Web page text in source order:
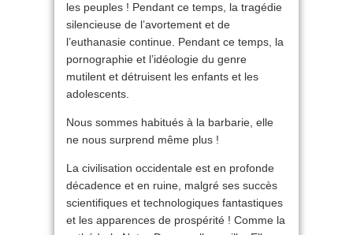
les peuples ! Pendant ce temps, la tragédie
silencieuse de l’avortement et de
l’euthanasie continue. Pendant ce temps, la
pornographie et l’idéologie du genre
mutilent et détruisent les enfants et les
adolescents.
Nous sommes habitués à la barbarie, elle
ne nous surprend même plus !
La civilisation occidentale est en profonde
décadence et en ruine, malgré ses succès
scientifiques et technologiques fantastiques
et les apparences de prospérité ! Comme la